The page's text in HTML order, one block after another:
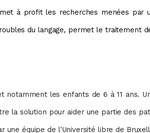
à profit les recherches menées par
du langage, permet le traitement
les enfants de 6 à 11 ans.
la solution pour aider une partie des
équipe de l'Université libre de